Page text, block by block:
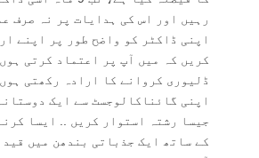
رہیں اور اس کی ہدایات پر نہ صرف
اپنی ڈاکٹر کو واضح طور پر اپنے
کریں کہ میں آپ پر اعتماد کرتی
ڈلیوری کروانے کا ارادہ رکھتی
اپنی گائناکالوجسٹ سے ایک
جیسا رشتہ استوار کریں .. ایسا
کے ساتھ ایک جذباتی بندھن میں قید